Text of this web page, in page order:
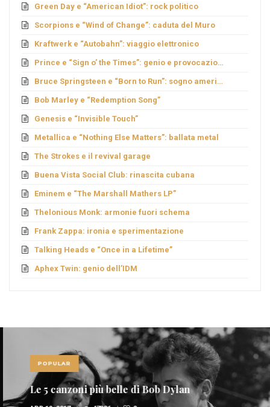
Green Day e “American Idiot”: rock politico
Scorpions e “Wind of Change”: caduta del Muro
Kraftwerk e “Autobahn”: viaggio elettronico
Prince e “Sign o’ the Times”: genio e provocazione
Bruce Springsteen e “Born to Run”: sogno americano
Bob Marley e “Redemption Song”
Genesis e “Invisible Touch”
Metallica e “Nothing Else Matters”: ballata metal
The Strokes e il revival garage
Buena Vista Social Club: rinascita cubana
Eminem e “The Marshall Mathers LP”
Thelonious Monk: armonie fuori schema
Frank Zappa: ironia e sperimentazione
Talking Heads e “Once in a Lifetime”
Aphex Twin: genio dell’IDM
POPULAR
Le 5 canzoni più belle di Bob Dylan